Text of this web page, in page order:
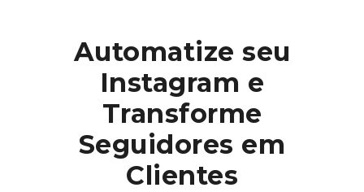
Automatize seu
Instagram e
Transforme
Seguidores em
Clientes